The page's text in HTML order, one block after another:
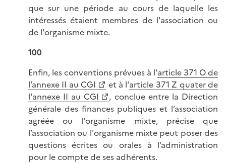
que sur une période au cours de laquelle les
intéressés étaient membres de l'association ou
de l'organisme mixte.
100
Enfin, les conventions prévues à l'article 371 O de
l’annexe II au CGI
et à l'article 371 Z quater de
l'annexe II au CGI
, conclue entre la Direction
générale des finances publiques et l’association
agréée ou l'organisme mixte, précise que
l’association ou l'organisme mixte peut poser des
questions écrites ou orales à l’administration
pour le compte de ses adhérents.